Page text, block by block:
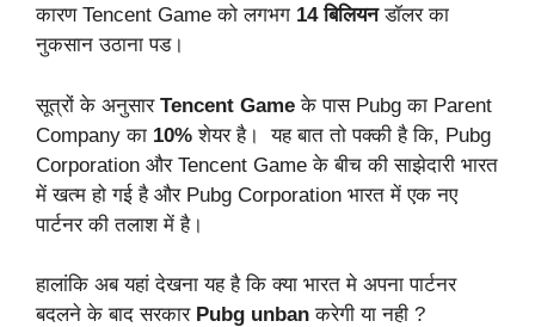
कारण Tencent Game को लगभग 14 बिलियनडॉलर का
नुकसान उठाना पड।
सूत्रों के अनुसार Tencent Game के पास Pubg का Parent
Company का 10% शेयर है। यह बात तो पक्की है कि, Pubg
Corporation और Tencent Game के बीच की साझेदारी भारत
में खत्म हो गई है और Pubg Corporation भारत में एक नए
पार्टनर की तलाश में है।
हालांकि अब यहां देखना यह है कि क्या भारत मे अपना पार्टनर
बदलने के बाद सरकार Pubg unban करेगी या नही ?